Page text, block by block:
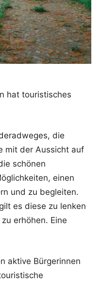
hat touristisches
die
mit der Aussicht auf
schönen
einen
und zu begleiten.
es diese zu lenken
erhöhen. Eine
aktive Bürgerinnen